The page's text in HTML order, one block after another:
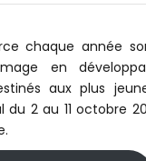
chaque année
en
aux plus
du 2 au 11 octobre